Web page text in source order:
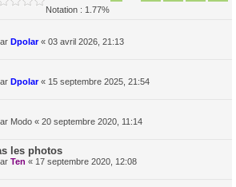
Notation : 1.77%
Dpolar« 03 avril 2026, 21:13
Dpolar« 15 septembre 2025, 21:54
Modo « 20 septembre 2020, 11:14
les photos
Ten « 17 septembre 2020, 12:08